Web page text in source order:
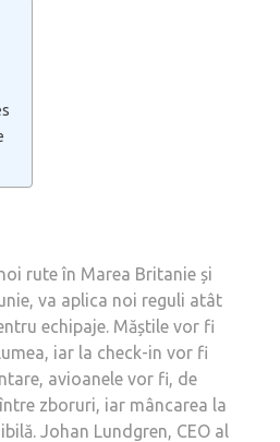
rute în Marea Britanie și
va aplica noi reguli atât
echipaje. Măștile vor fi
iar la check-in vor fi
avioanele vor fi, de
zboruri, iar mâncarea la
Johan Lundgren, CEO al